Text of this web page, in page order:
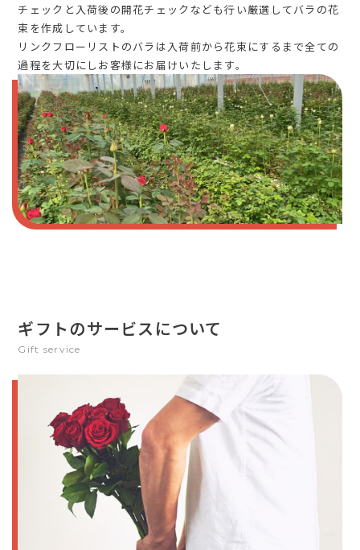
チェックと入荷後の開花チェックなども行い厳選してバラの花
束を作成しています。
リンクフローリストのバラは入荷前から花束にするまで全ての
過程を大切にしお客様にお届けいたします。
ギフトのサービスについて
Gift service